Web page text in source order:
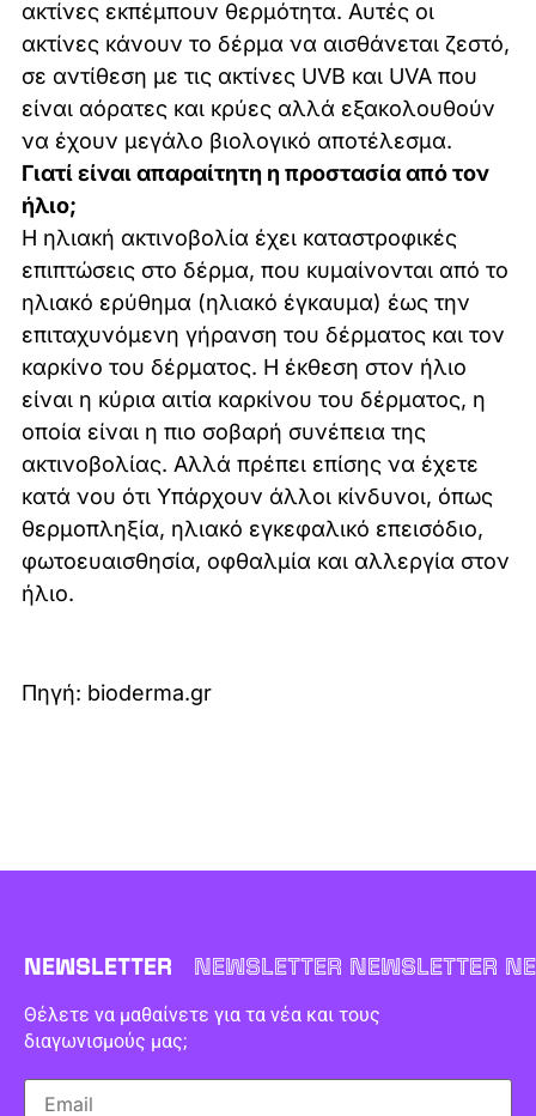
ακτίνες εκπέμπουν θερμότητα. Αυτές οι
ακτίνες κάνουν το δέρμα να αισθάνεται ζεστό,
σε αντίθεση με τις ακτίνες UVB και UVA που
είναι αόρατες και κρύες αλλά εξακολουθούν
να έχουν μεγάλο βιολογικό αποτέλεσμα.
Γιατί είναι απαραίτητη η προστασία από τον
ήλιο;
Η ηλιακή ακτινοβολία έχει καταστροφικές
επιπτώσεις στο δέρμα, που κυμαίνονται από το
ηλιακό ερύθημα (ηλιακό έγκαυμα) έως την
επιταχυνόμενη γήρανση του δέρματος και τον
καρκίνο του δέρματος. Η έκθεση στον ήλιο
είναι η κύρια αιτία καρκίνου του δέρματος, η
οποία είναι η πιο σοβαρή συνέπεια της
ακτινοβολίας. Αλλά πρέπει επίσης να έχετε
κατά νου ότι Υπάρχουν άλλοι κίνδυνοι, όπως
θερμοπληξία, ηλιακό εγκεφαλικό επεισόδιο,
φωτοευαισθησία, οφθαλμία και αλλεργία στον
ήλιο.
Πηγή: bioderma.gr
NEWSLETTER NEWSLETTER NEWSLETTER
Θέλετε να μαθαίνετε για τα νέα και τους
διαγωνισμούς μας;